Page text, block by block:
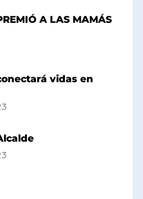
A LAS MAMÁS
vidas en